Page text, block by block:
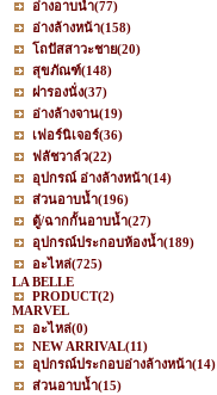
อ่างอาบน้ำ(77)
อ่างล้างหน้า(158)
โถปัสสาวะชาย(20)
สุขภัณฑ์(148)
ฝารองนั่ง(37)
อ่างล้างจาน(19)
เฟอร์นิเจอร์(36)
ฟลัชวาล์ว(22)
อุปกรณ์ อ่างล้างหน้า(14)
ส่วนอาบน้ำ(196)
ตู้/ฉากกั้นอาบน้ำ(27)
อุปกรณ์ประกอบห้องน้ำ(189)
อะไหล่(725)
LA BELLE
PRODUCT(2)
MARVEL
อะไหล่(0)
NEW ARRIVAL(11)
อุปกรณ์ประกอบอ่างล้างหน้า(14)
ส่วนอาบน้ำ(15)